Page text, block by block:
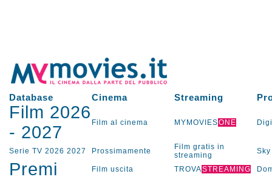
Database Cinema Streaming
Film 2026
- 2027 Film al cinema MYMOVIESONE
Serie TV 2026 2027 Prossimamente
Film gratis in
streaming
Sky
Premi Film uscita TROVASTREAMING